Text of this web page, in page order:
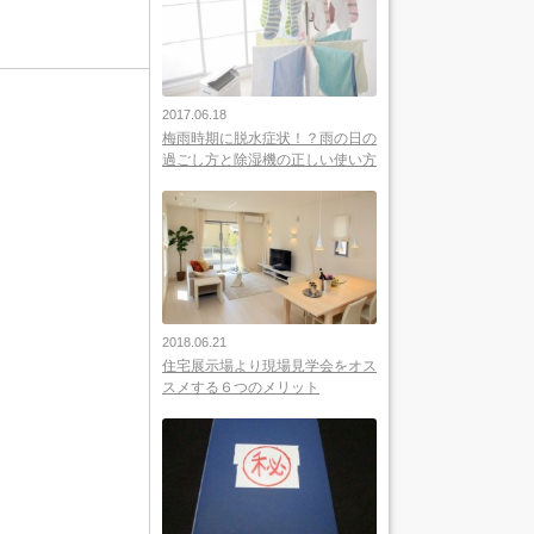
2017.06.18
梅雨時期に脱水症状！？雨の日の
過ごし方と除湿機の正しい使い方
2018.06.21
住宅展示場より現場見学会をオス
スメする６つのメリット